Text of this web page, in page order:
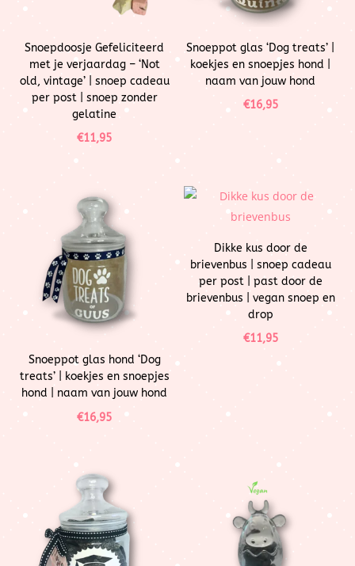
Snoepdoosje Gefeliciteerd
met je verjaardag – ‘Not
old, vintage’ | snoep cadeau
per post | snoep zonder
gelatine
€11,95
Snoeppot glas ‘Dog treats’ |
koekjes en snoepjes hond |
naam van jouw hond
€16,95
Snoeppot glas hond ‘Dog
treats’ | koekjes en snoepjes
hond | naam van jouw hond
€16,95
Dikke kus door de
brievenbus | snoep cadeau
per post | past door de
brievenbus | vegan snoep en
drop
€11,95